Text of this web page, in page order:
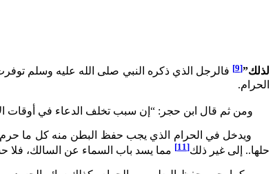
لذلك”[9]
فالرجل الذي ذكره النبي صلى الله عليه وسلم
الحرام.
ومن ثم قال ابن حجر: “إن سبب تخلف الدعاء في أوقات
ويدخل في الحرام الذي يجب حفظ البطن منه كل ما حرم
حلها.. إلى غير ذلك[11] مما يسد باب السماء عن السالك، فلا